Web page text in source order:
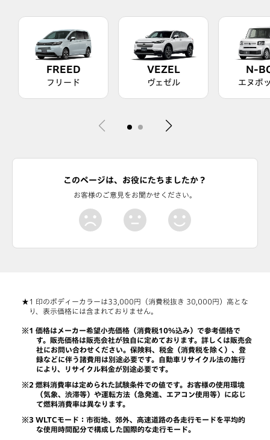
FREED
フリード
VEZEL
ヴェゼル
N-
エヌボ
このページは、お役にたちましたか？
お客様のご意見をお聞かせください。
印のボディーカラーは33,000円（消費税抜き 30,000円）高とな
り、表示価格には含まれておりません。
価格はメーカー希望小売価格（消費税10％込み）で参考価格で
す。販売価格は販売会社が独自に定めております。詳しくは販売会
社にお問い合わせください。保険料、税金（消費税を除く）、登
録などに伴う諸費用は別途必要です。自動車リサイクル法の施行
により、リサイクル料金が別途必要です。
燃料消費率は定められた試験条件での値です。お客様の使用環境
（気象、渋滞等）や運転方法（急発進、エアコン使用等）に応じ
て燃料消費率は異なります。
WLTCモード：市街地、郊外、高速道路の各走行モードを平均的
な使用時間配分で構成した国際的な走行モード。